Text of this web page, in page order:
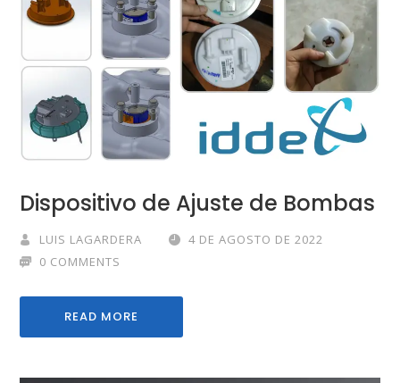
Dispositivo de Ajuste de Bombas
LUIS LAGARDERA
4 DE AGOSTO DE 2022
0 COMMENTS
READ MORE